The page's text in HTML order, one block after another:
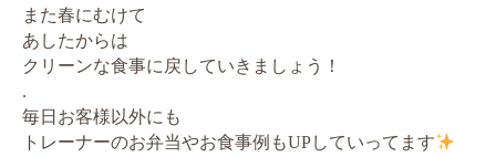
また春にむけて
あしたからは
クリーンな食事に戻していきましょう！
.
毎日お客様以外にも
トレーナーのお弁当やお食事例もUPしていってます